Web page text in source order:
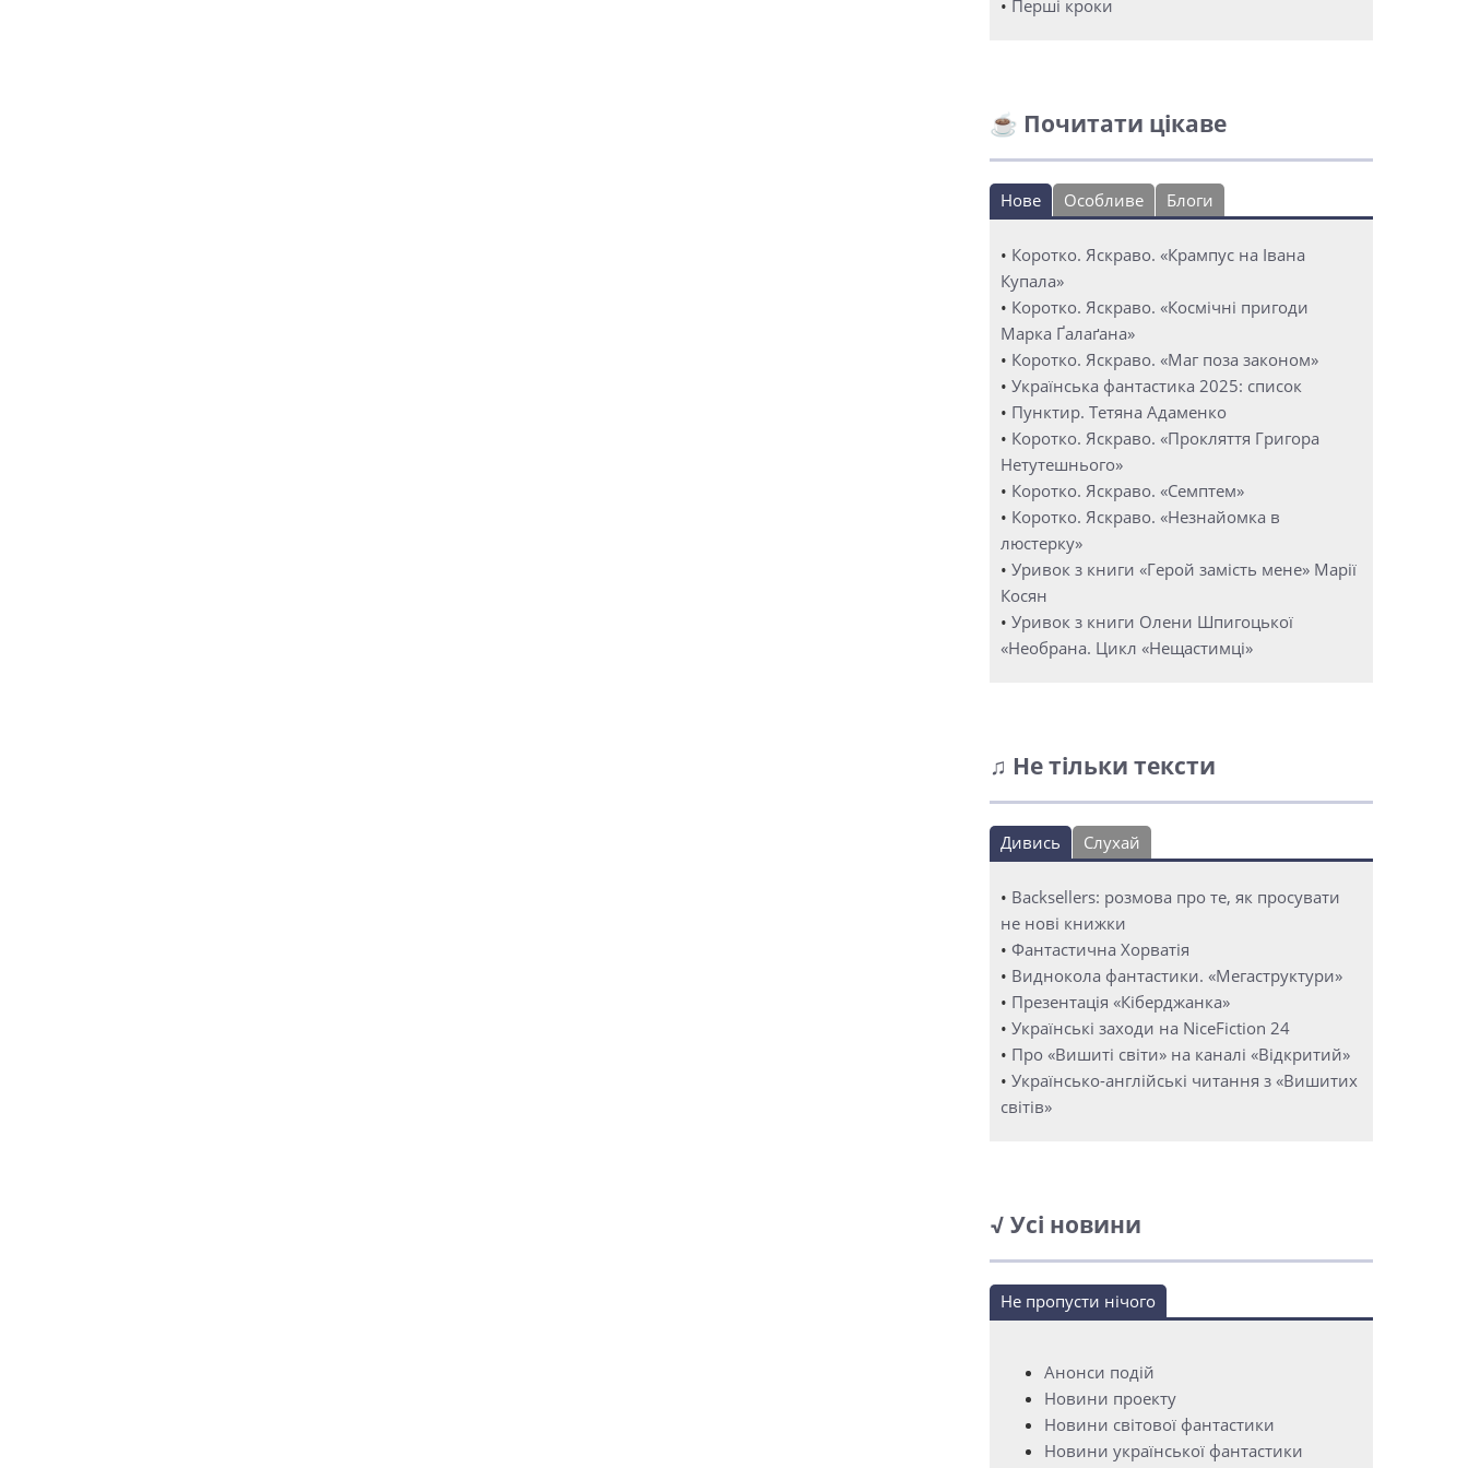
• Перші кроки
☕ Почитати цікаве
Нове Особливе Блоги
• Коротко. Яскраво. «Крампус на Івана
Купала»
• Коротко. Яскраво. «Космічні пригоди
Марка Ґалаґана»
• Коротко. Яскраво. «Маг поза законом»
• Українська фантастика 2025: список
• Пунктир. Тетяна Адаменко
• Коротко. Яскраво. «Прокляття Григора
Нетутешнього»
• Коротко. Яскраво. «Семптем»
• Коротко. Яскраво. «Незнайомка в
люстерку»
• Уривок з книги «Герой замість мене» Марії
Косян
• Уривок з книги Олени Шпигоцької
«Необрана. Цикл «Нещастимці»
♫ Не тільки тексти
Дивись Слухай
• Backsellers: розмова про те, як просувати
не нові книжки
• Фантастична Хорватія
• Виднокола фантастики. «Мегаструктури»
• Презентація «Кіберджанка»
• Українські заходи на NiceFiction 24
• Про «Вишиті світи» на каналі «Відкритий»
• Українсько-англійські читання з «Вишитих
світів»
√ Усі новини
Не пропусти нічого
Анонси подій
Новини проекту
Новини світової фантастики
Новини української фантастики